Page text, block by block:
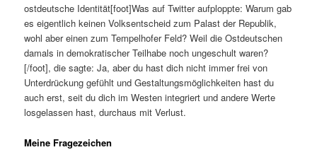
ostdeutsche Identität[foot]Was auf Twitter aufploppte: Warum gab
es eigentlich keinen Volksentscheid zum Palast der Republik,
wohl aber einen zum Tempelhofer Feld? Weil die Ostdeutschen
damals in demokratischer Teilhabe noch ungeschult waren?
[/foot], die sagte: Ja, aber du hast dich nicht immer frei von
Unterdrückung gefühlt und Gestaltungsmöglichkeiten hast du
auch erst, seit du dich im Westen integriert und andere Werte
losgelassen hast, durchaus mit Verlust.
Meine Fragezeichen